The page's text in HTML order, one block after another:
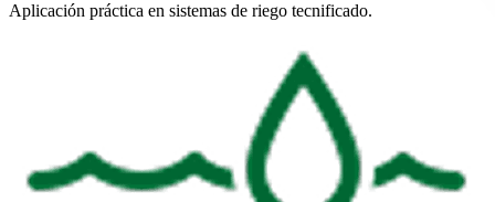
Aplicación práctica en sistemas de riego tecnificado.